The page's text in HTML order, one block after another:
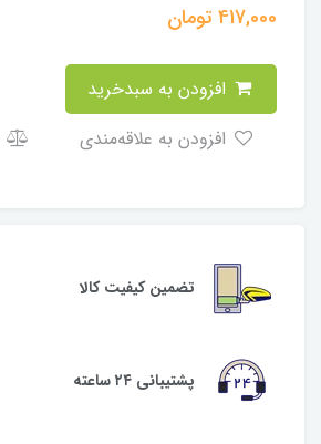
417,000تومان
تضمین کیفیت کالا
پشتیبانی ۲۴ ساعته